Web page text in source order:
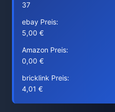
37
ebay Preis:
5,00 €
Amazon Preis:
0,00 €
bricklink Preis:
4,01 €